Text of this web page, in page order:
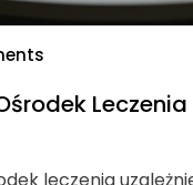
Leczenia